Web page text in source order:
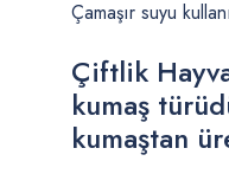
Çamaşır suyu
Çiftlik
kumaş
kumaştan